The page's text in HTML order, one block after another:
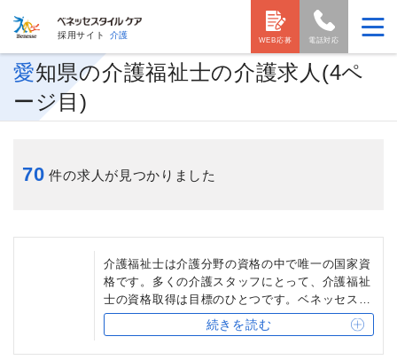
採用サイト 介護
電話対応
WEB応募
愛知県の介護福祉士の介護求人(4ペ
ージ目)
70 件の求人が見つかりました
介護福祉士は介護分野の資格の中で唯一の国家資
格です。多くの介護スタッフにとって、介護福祉
士の資格取得は目標のひとつです。ベネッセスタ
イルケアを始め、介護福祉士保有者には相当の資
格手当を支給する介護事業会社も少なくなく、ま
た、他の介護事業会社への転職時にも有利になる
続きを読む